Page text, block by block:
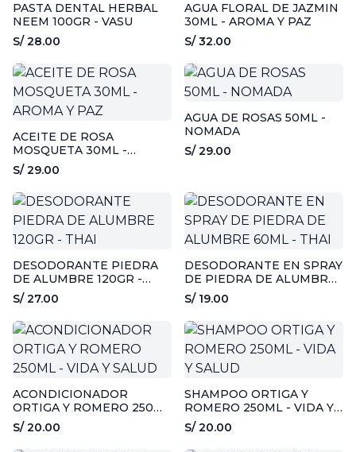
PASTA DENTAL HERBAL
NEEM 100GR - VASU
S/ 28.00
AGUA FLORAL DE JAZMIN
30ML - AROMA Y PAZ
S/ 32.00
ACEITE DE ROSA
MOSQUETA 30ML -
AROMA Y PAZ
S/ 29.00
AGUA DE ROSAS 50ML -
NOMADA
S/ 29.00
DESODORANTE PIEDRA
DE ALUMBRE 120GR -
THAI
S/ 27.00
DESODORANTE EN SPRAY
DE PIEDRA DE ALUMBRE
60ML - THAI
S/ 19.00
ACONDICIONADOR
ORTIGA Y ROMERO 250ML
- VIDA Y SALUD
S/ 20.00
SHAMPOO ORTIGA Y
ROMERO 250ML - VIDA Y
SALUD
S/ 20.00